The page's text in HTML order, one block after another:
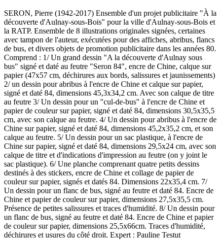
SERON, Pierre (1942-2017) Ensemble d'un projet publicitaire "À la
découverte d'Aulnay-sous-Bois" pour la ville d'Aulnay-sous-Bois et
la RATP. Ensemble de 8 illustrations originales signées, certaines
avec tampon de l'auteur, exécutées pour des affiches, abribus, flancs
de bus, et divers objets de promotion publicitaire dans les années 80.
Comprend : 1/ Un grand dessin "A la découverte d'Aulnay sous
bus" signé et daté au feutre "Seron 84", encre de Chine, calque sur
papier (47x57 cm, déchirures aux bords, salissures et jaunissements)
2/ un dessin pour abribus à l'encre de Chine et calque sur papier,
signé et daté 84, dimensions 45,3x34,2 cm. Avec son calque de titre
au feutre 3/ Un dessin pour un "cul-de-bus" à l'encre de Chine et
papier de couleur sur papier, signé et daté 84, dimensions 30,5x35,5
cm, avec son calque au feutre. 4/ Un dessin pour abribus à l'encre de
Chine sur papier, signé et daté 84, dimensions 45,2x35,2 cm, et son
calque au feutre. 5/ Un dessin pour un sac plastique, à l'encre de
Chine sur papier, signé et daté 84, dimensions 29,5x24 cm, avec son
calque de titre et d'indications d'impression au feutre (on y joint le
sac plastique). 6/ Une planche comprenant quatre petits dessins
destinés à des stickers, encre de Chine et collage de papier de
couleur sur papier, signés et datés 84. Dimensions 22x35,4 cm. 7/
Un dessin pour un flanc de bus, signé au feutre et daté 84. Encre de
Chine et papier de couleur sur papier, dimensions 27,5x35,5 cm.
Présence de petites salissures et traces d'humidité. 8/ Un dessin pour
un flanc de bus, signé au feutre et daté 84. Encre de Chine et papier
de couleur sur papier, dimensions 25,5x66cm. Traces d'humidité,
déchirures et usures du côté droit. Expert : Pauline Testut